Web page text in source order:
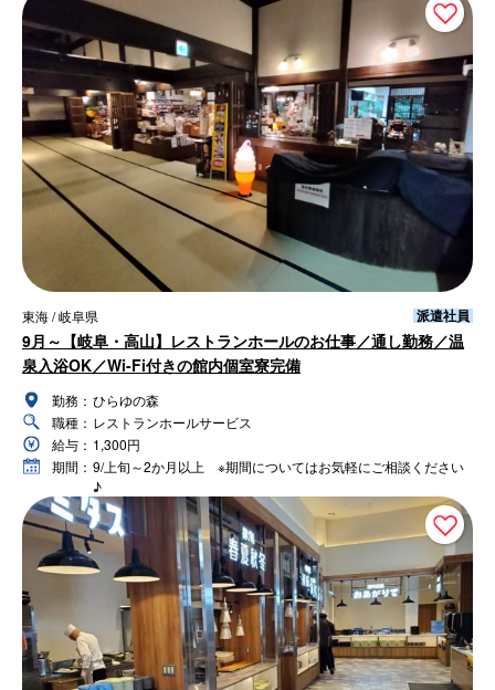
東海 / 岐阜県 派遣社員
9月～【岐阜・高山】レストランホールのお仕事／通し勤務／温
泉入浴OK／Wi-Fi付きの館内個室寮完備
勤務： ひらゆの森
職種： レストランホールサービス
給与： 1,300円
期間： 9/上旬～2か月以上 ※期間についてはお気軽にご相談ください
♪